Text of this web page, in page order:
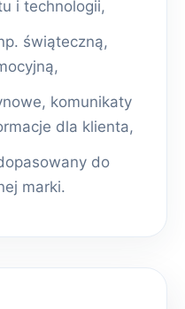
i technologii,
świąteczną,
komunikaty
dla klienta,
do
marki.